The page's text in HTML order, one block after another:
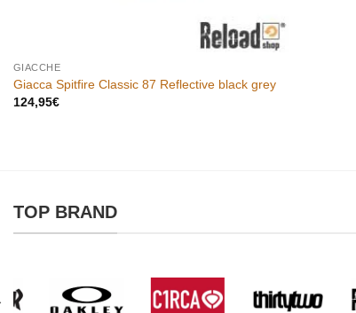
GIACCHE
Giacca Spitfire Classic 87 Reflective black grey
124,95€
TOP BRAND